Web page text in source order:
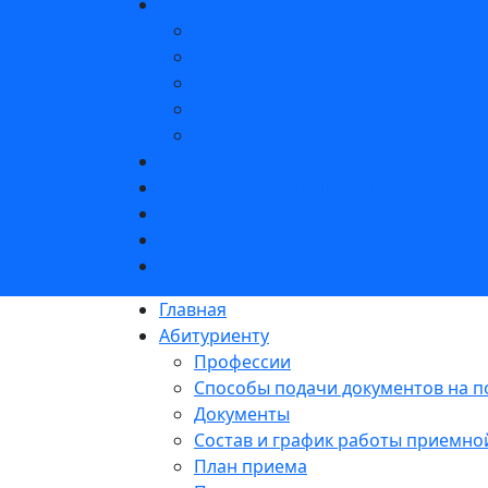
Главная
Абитуриенту
Профессии
Способы подачи документов на
Документы
Состав и график работы
План приема